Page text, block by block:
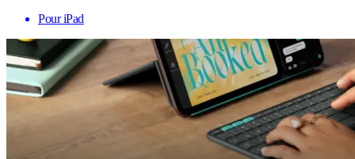
Pour iPad